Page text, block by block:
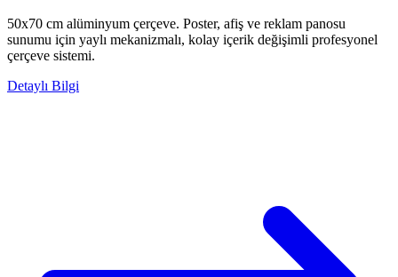
50x70 cm alüminyum çerçeve. Poster, afiş ve reklam panosu
sunumu için yaylı mekanizmalı, kolay içerik değişimli profesyonel
çerçeve sistemi.
Detaylı Bilgi